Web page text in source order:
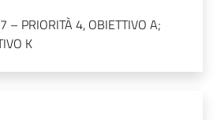
– PRIORITÀ 4, OBIETTIVO A;
K